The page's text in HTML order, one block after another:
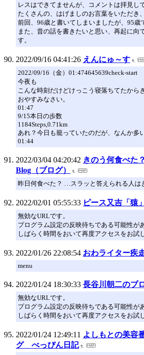
レスはできてませんが、コメントは拝見し
たくさんの、はげましのお言葉をいただき
前回、96歳と書いてしまいましたが、95歳
また、昔の話を書きたいと思い、再起に向
す。
2022/09/16 04:41:26 えんにゅ～す
2022/09/16（金）01:474645639check-start
今夜も
こんな時刻だけどけっこう寝落ちてたから
おやすみなさい。
01:47
9/15本日の歩数
1184Steps,0.71km
あれ？今日も籠っていたのだが、なんか多
01:44
2022/03/04 04:20:42 きのう何食べた
Blog（ブログ）
昨日何食べた？ …スラッと答えられる人は
2022/02/01 05:55:33 ピース又吉「猿」
無効なURLです。
プログラム設定の反映待ちである可能性が
しばらく時間をおいて再度アクセスをお試
2022/01/26 22:08:54 おわライター疾
menu
2022/01/24 18:30:33 長谷川朝二のブ
無効なURLです。
プログラム設定の反映待ちである可能性が
しばらく時間をおいて再度アクセスをお試
2022/01/24 12:49:11 よしもとの美容
グ べっぴん日記